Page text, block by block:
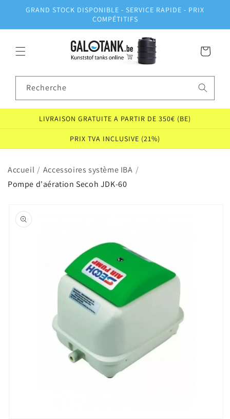
passer
contenu
GRAND STOCK DISPONIBLE - SERVICE RAPIDE - PRIX
COMPÉTITIFS
Panier
Recherche
LIVRAISON GRATUITE A PARTIR DE 350€ (BE)
PRIX TVA INCLUSIVE (21%)
Accueil / Accessoires système IBA /
Pompe d'aération Secoh JDK-60
informations
produits